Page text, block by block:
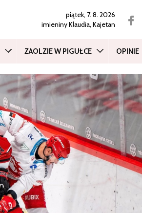
piątek, 7. 8. 2026
imieninyKlaudia, Kajetan
ZAOLZIE W PIGUŁCE OPINIE